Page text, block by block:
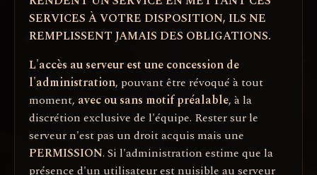
SERVICES À VOTRE DISPOSITION, ILS NE
REMPLISSENT JAMAIS DES OBLIGATIONS.
L'accès au serveur est une concession de
l'administration, pouvant être révoqué à tout
moment, avec ou sans motif préalable, à la
discrétion exclusive de l'équipe. Rester sur le
serveur n'est pas un droit acquis mais une
PERMISSION. Si l'administration estime que la
présence d'un utilisateur est nuisible au serveur